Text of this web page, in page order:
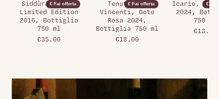
€ Fai offerta
Siddùra, Tìros
Limited Edition
2016, Bottiglia
750 ml
€35.00
€ Fai offerta
Tenuta San
Vincenti, Gote
Rosa 2024,
Bottiglia 750 ml
€18.00
€ Fai
Icario, Nysa
2024,
750 ml
€13.00